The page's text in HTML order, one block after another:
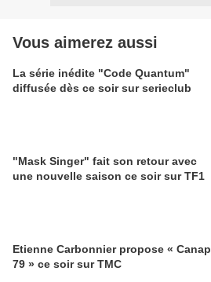
Vous aimerez aussi
La série inédite "Code Quantum"
diffusée dès ce soir sur serieclub
"Mask Singer" fait son retour avec
une nouvelle saison ce soir sur TF1
Etienne Carbonnier propose « Canap
79 » ce soir sur TMC